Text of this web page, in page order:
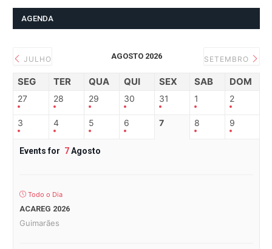
AGENDA
JULHO AGOSTO 2026 SETEMBRO
SEG TER QUA QUI SEX SAB DOM
27 28 29 30 31 1 2
3 4 5 6 7 8 9
Events for 7Agosto
Todo o Dia
ACAREG 2026
Guimarães